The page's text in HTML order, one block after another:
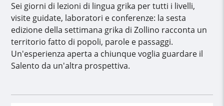
Sei giorni di lezioni di lingua grika per tutti i livelli,
visite guidate, laboratori e conferenze: la sesta
edizione della settimana grika di Zollino racconta un
territorio fatto di popoli, parole e passaggi.
Un'esperienza aperta a chiunque voglia guardare il
Salento da un'altra prospettiva.